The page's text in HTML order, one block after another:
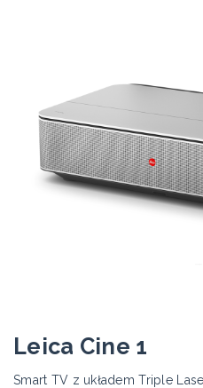
Leica Cine 1
Smart TV z układem Triple